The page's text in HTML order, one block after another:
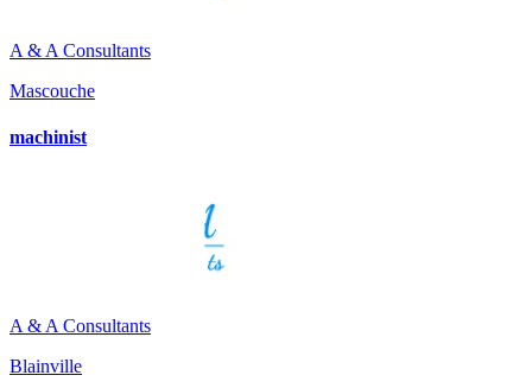
A & A Consultants
Mascouche
machinist
A & A Consultants
Blainville